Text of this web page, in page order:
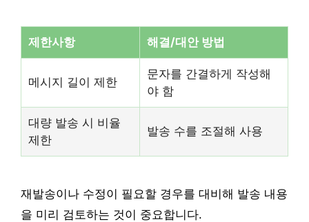
제한사항 해결/대안 방법
메시지 길이 제한
문자를 간결하게 작성해
야 함
대량 발송 시 비율
제한
발송 수를 조절해 사용
재발송이나 수정이 필요할 경우를 대비해 발송 내용
을 미리 검토하는 것이 중요합니다.